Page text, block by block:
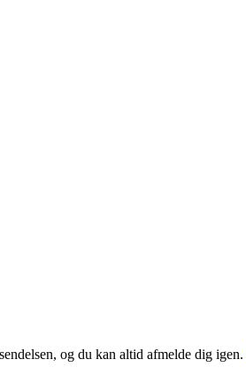
og du kan altid afmelde dig igen.